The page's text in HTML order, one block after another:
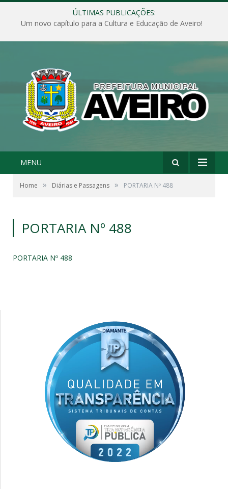
ÚLTIMAS PUBLICAÇÕES:
Um novo capítulo para a Cultura e Educação de Aveiro!
MENU
Home » Diárias e Passagens » PORTARIA Nº 488
PORTARIA Nº 488
PORTARIA Nº 488